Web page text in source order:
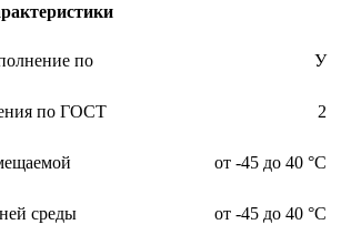
по
У
по ГОСТ
2
от -45 до 40 °С
среды от -45 до 40 °С